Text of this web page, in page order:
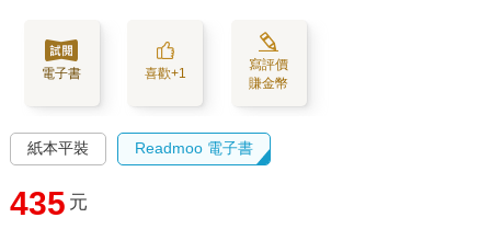
電子書 喜歡+1
寫評價
賺金幣
紙本平裝 Readmoo 電子書
435 元